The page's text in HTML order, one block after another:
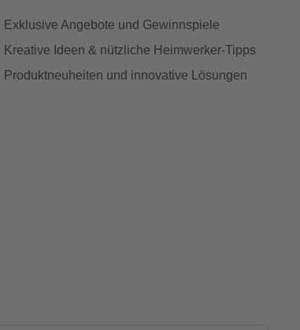
Exklusive Angebote und Gewinnspiele
Kreative Ideen & nützliche Heimwerker-Tipps
Produktneuheiten und innovative Lösungen